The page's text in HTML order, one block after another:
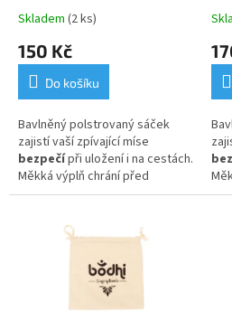
cm, rozměr 20 x 20 cm
Skladem (2 ks)
150 Kč
Do košíku
Bavlněný polstrovaný sáček
zajistí vaší zpívající míse
bezpečípři uložení i na cestách.
Měkká výplň chrání před
poškrábáníma tlumí nárazy.